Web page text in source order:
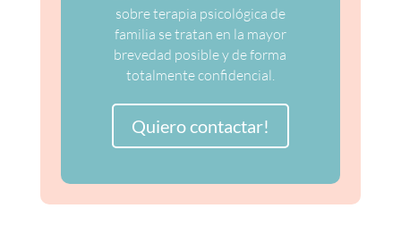
sobre terapia psicológica de
familia se tratan en la mayor
brevedad posible y de forma
totalmente confidencial.
Quiero contactar!